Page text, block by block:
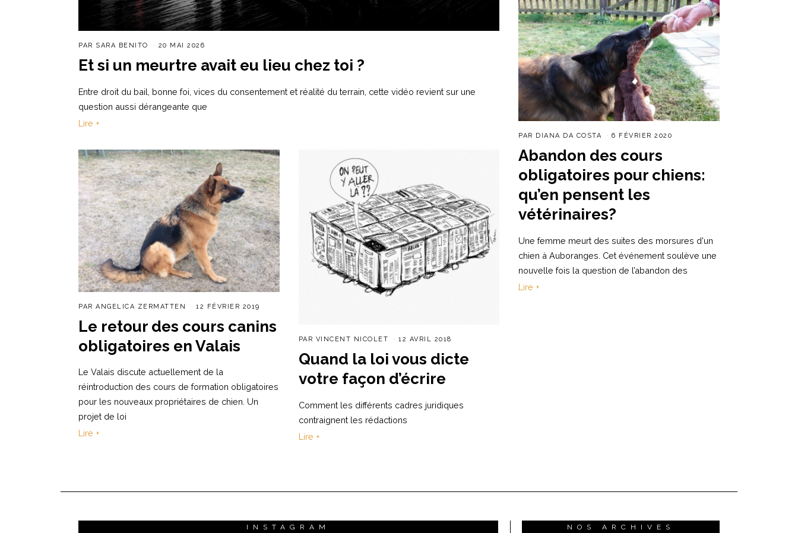
PAR SARA BENITO 20 MAI 2026
Et si un meurtre avait eu lieu chez toi ?
Entre droit du bail, bonne foi, vices du consentement et réalité du terrain, cette vidéo revient sur une
question aussi dérangeante que
Lire +
PAR DIANA DA COSTA 6 FÉVRIER 2020
Abandon des cours
obligatoires pour chiens:
qu’en pensent les
vétérinaires?
Une femme meurt des suites des morsures d'un
chien à Auboranges. Cet événement soulève une
nouvelle fois la question de l’abandon des
Lire +
PAR ANGELICA ZERMATTEN 12 FÉVRIER 2019
Le retour des cours canins
obligatoires en Valais
Le Valais discute actuellement de la
réintroduction des cours de formation obligatoires
pour les nouveaux propriétaires de chien. Un
projet de loi
Lire +
PAR VINCENT NICOLET 12 AVRIL 2018
Quand la loi vous dicte
votre façon d’écrire
Comment les différents cadres juridiques
contraignent les rédactions
Lire +
INSTAGRAM NOS ARCHIVES